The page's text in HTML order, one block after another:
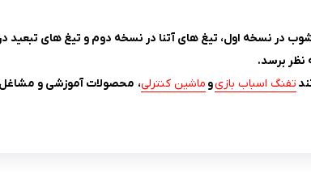
اول، تیغ‌ های آتنا در نسخه دوم و تیغ‌ های تبعید در خدای جنگ ۳
نظر برسد.
تفنگ اسباب بازیو ماشین کنترلی، محصولات آموزشی و مشاغل